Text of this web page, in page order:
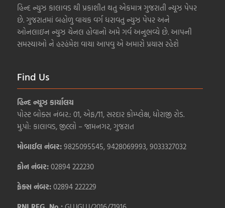
હિન્દ ન્યુઝ કાલાવડ થી પ્રકાશીત થતુ એકમાત્ર ગુજરાતી ન્યૂઝ પેપર
છે. ગુજરાતમાં બહોળુ વાચક વર્ગ ધરાવતુ ન્યુઝ પેપર અને
ઓનલાઇન ન્યુઝ ચેનલ હોવાનો અમે ગર્વ અનુભવ્યે છે. આપની
સમસ્યાઓ ને હરહંમેશ વાચા આપવુ એ અમારો પ્રયાસ રહેશે
Find Us
હિન્દ ન્યૂઝ કાર્યાલય
પોસ્ટ બોક્સ નંબર.: 01, એફ/11, સરદાર કોમ્પ્લેક્ષ, ધોરાજી રોડ.
મુ.પો: કાલાવડ, જીલ્લો – જામનગર, ગુજરાત
મોબાઈલ નંબર:9825095545, 9428069993, 9033327032
ફોન નંબર:02894 222230
ફેક્સ નંબર:02894 222229